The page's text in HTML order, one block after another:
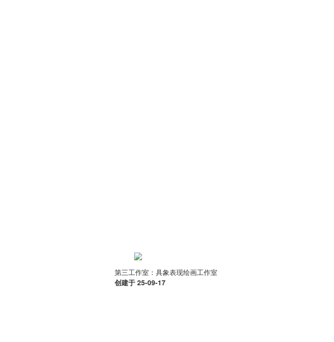
第三工作室：具象表现绘画工作室
创建于 25-09-17